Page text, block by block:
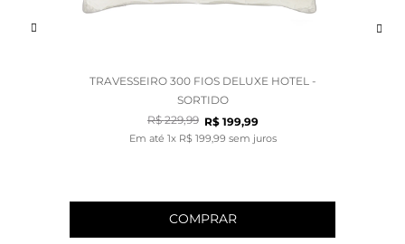
TRAVESSEIRO 300 FIOS DELUXE HOTEL -
SORTIDO
R$ 229,99 R$ 199,99
Em até 1x R$ 199 99 sem juros
COMPRAR